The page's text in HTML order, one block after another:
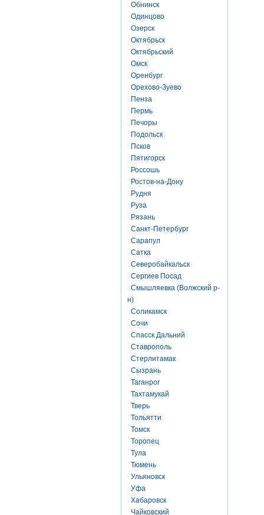
Обнинск
Одинцово
Озерск
Октябрьск
Октябрьский
Омск
Оренбург
Орехово-Зуево
Пенза
Пермь
Печоры
Подольск
Псков
Пятигорск
Россошь
Ростов-на-Дону
Рудня
Руза
Рязань
Санкт-Петербург
Сарапул
Сатка
Северобайкальск
Сергиев Посад
Смышляевка (Волжский р-
н)
Соликамск
Сочи
Спасск Дальний
Ставрополь
Стерлитамак
Сызрань
Таганрог
Тахтамукай
Тверь
Тольятти
Томск
Торопец
Тула
Тюмень
Ульяновск
Уфа
Хабаровск
Чайковский